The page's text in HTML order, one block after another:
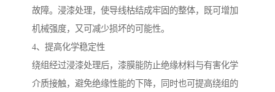
故障。浸漆处理，使导线枯结成牢固的整体，既可增加
机械强度，又可减少损坏的可能性。
4、提高化学稳定性
绕组经过浸漆处理后，漆膜能防止绝缘材料与有害化学
介质接触，避免绝缘性能的下降，同时也可提高绕组的